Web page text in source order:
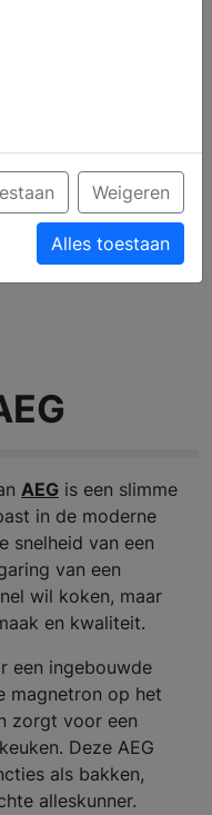
AEG is een slimme
in de moderne
snelheid van een
van een
wil koken, maar
en kwaliteit.
een ingebouwde
magnetron op het
zorgt voor een
Deze AEG
als bakken,
alleskunner.
Weigeren
Alles toestaan